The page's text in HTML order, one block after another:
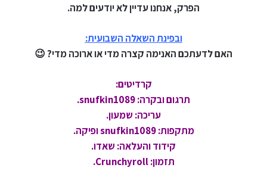
הפרק, אנחנו עדיין לא יודעים למה.
ובפינת השאלה השבועית:
האם לדעתכם האנימה קצרה מדי או ארוכה מדי? 😉
קרדיטים:
תרגום ובקרה: snufkin1089.
עריכה: שמעון.
מתקפות: snufkin1089 ופיקה.
קידוד והעלאה: שאדו.
תזמון: Crunchyroll.